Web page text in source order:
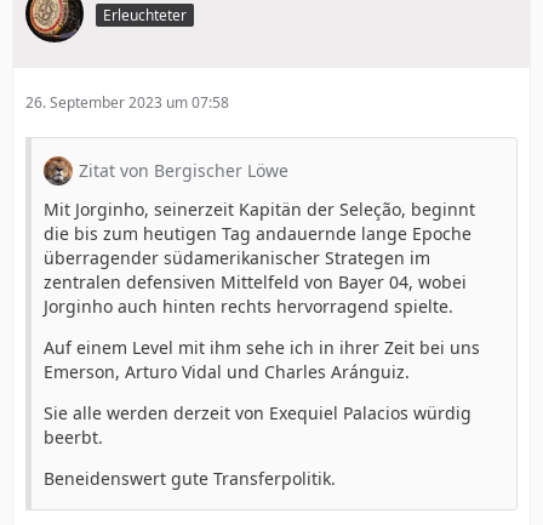
Erleuchteter
26. September 2023 um 07:58
Zitat von Bergischer Löwe
Mit Jorginho, seinerzeit Kapitän der Seleção, beginnt
die bis zum heutigen Tag andauernde lange Epoche
überragender südamerikanischer Strategen im
zentralen defensiven Mittelfeld von Bayer 04, wobei
Jorginho auch hinten rechts hervorragend spielte.
Auf einem Level mit ihm sehe ich in ihrer Zeit bei uns
Emerson, Arturo Vidal und Charles Aránguiz.
Sie alle werden derzeit von Exequiel Palacios würdig
beerbt.
Beneidenswert gute Transferpolitik.